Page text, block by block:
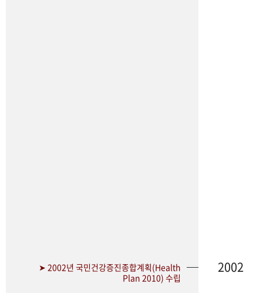
➤ 2002년 국민건강증진종합계획(Health
Plan 2010) 수립
2002